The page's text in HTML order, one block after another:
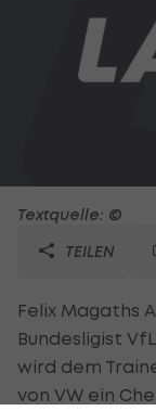
Textquelle: ©
TEILEN
Felix Magaths
Bundesligist
wird dem
von VW ein